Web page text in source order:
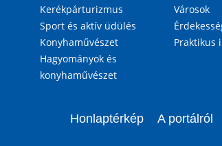
Kerékpárturizmus
Sport és aktív üdülés
Konyhaművészet
Hagyományok és
konyhaművészet
Városok
Praktikus
Honlaptérkép A portálról